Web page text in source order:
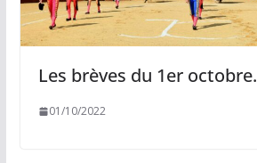
Les brèves du 1er octobre.
01/10/2022